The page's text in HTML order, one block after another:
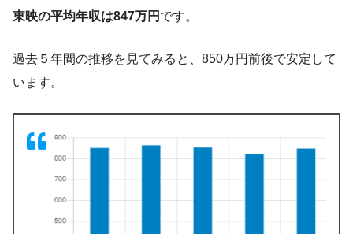
東映の平均年収は847万円 です。
過去５年間の推移を見てみると、850万円前後で安定して
います。